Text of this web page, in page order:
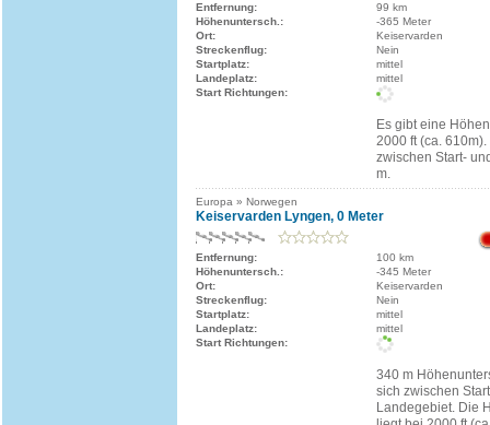
Entfernung:
99 km
Höhenuntersch.:
-365 Meter
Ort:
Keiservarden
Streckenflug:
Nein
Startplatz:
mittel
Landeplatz:
mittel
Start Richtungen:
Es gibt eine
2000 ft (ca.
zwischen Start-
m.
Europa » Norwegen
Keiservarden Lyngen, 0 Meter
Entfernung:
100 km
Höhenuntersch.:
-345 Meter
Ort:
Keiservarden
Streckenflug:
Nein
Startplatz:
mittel
Landeplatz:
mittel
Start Richtungen:
340 m
sich zwischen
Landegebiet. Die